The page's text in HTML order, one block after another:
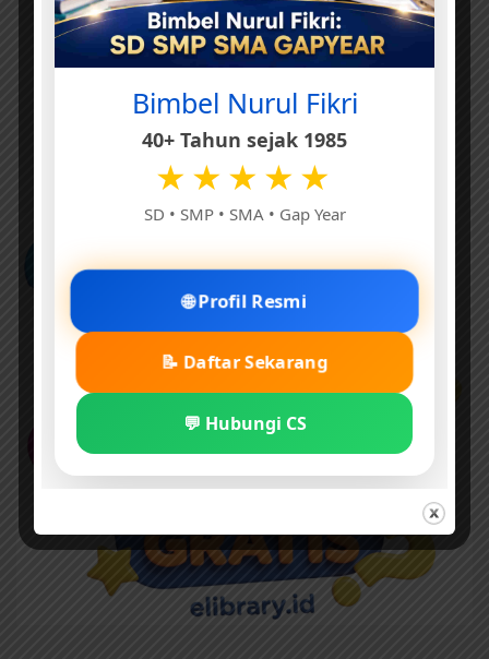
Bimbel Nurul Fikri
40+ Tahun sejak 1985
★★★★★
SD • SMP • SMA • Gap Year
🌐 Profil Resmi
📝 Daftar Sekarang
💬 Hubungi CS